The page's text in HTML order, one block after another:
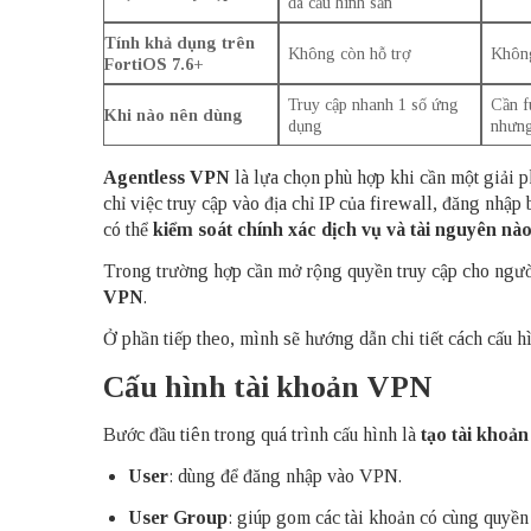
Tính khả dụng trên
FortiOS 7.6+
Không còn hỗ trợ
Khi nào nên dùng
Truy cập nhanh 1 số ứng
dụng
Cần
Agentless VPN là lựa chọn phù hợp khi cần một giải
chỉ việc truy cập vào địa chỉ IP của firewall, đăng
có thể kiểm soát chính xác dịch vụ và tài nguyên
Trong trường hợp cần mở rộng quyền truy cập cho
VPN.
Ở phần tiếp theo, mình sẽ hướng dẫn chi tiết cách cấu
Cấu hình tài khoản VPN
Bước đầu tiên trong quá trình cấu hình là tạo tài
User: dùng để đăng nhập vào VPN.
User Group: giúp gom các tài khoản có cùng